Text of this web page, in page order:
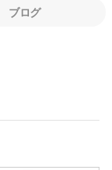
ブログ